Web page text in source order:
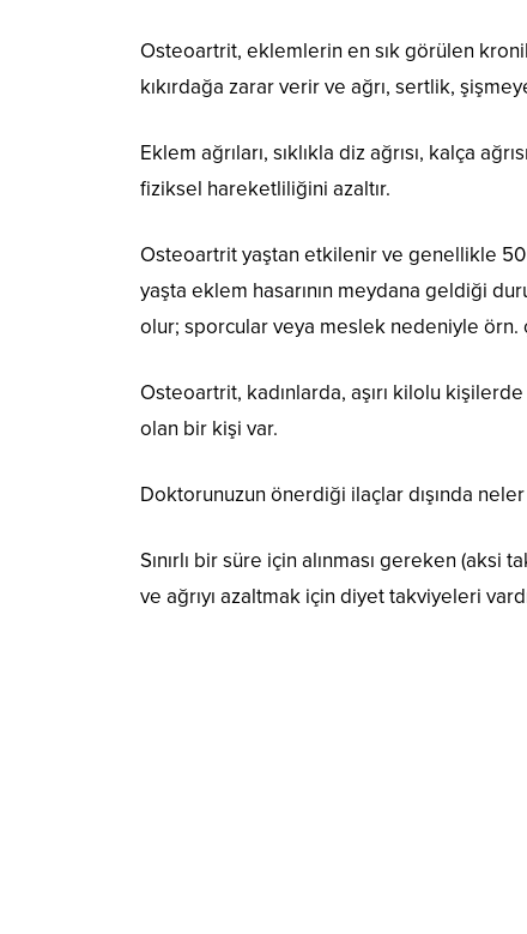
Osteoartrit, eklemlerin en sık görülen
kıkırdağa zarar verir ve ağrı, sertlik,
Eklem ağrıları, sıklıkla diz ağrısı, kalça
fiziksel hareketliliğini azaltır.
Osteoartrit yaştan etkilenir ve genellikle
yaşta eklem hasarının meydana geldiği
olur; sporcular veya meslek nedeniyle örn.
Osteoartrit, kadınlarda, aşırı kilolu
olan bir kişi var.
Doktorunuzun önerdiği ilaçlar dışında
Sınırlı bir süre için alınması gereken
ve ağrıyı azaltmak için diyet takviyeleri